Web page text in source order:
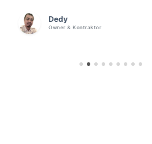
Dedy
Owner & Kontraktor